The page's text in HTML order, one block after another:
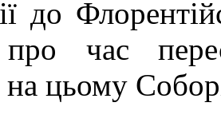
до
час
на цьому